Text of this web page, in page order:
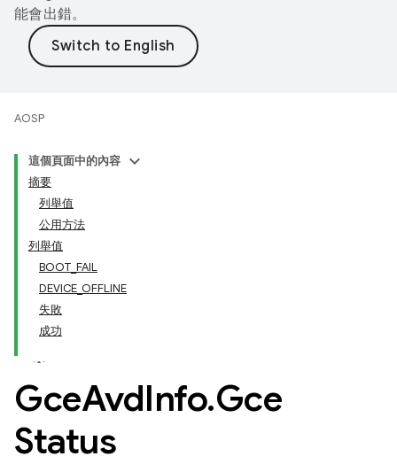
能會出錯。
AOSP
這個頁面中的內容
摘要
列舉值
公用方法
列舉值
BOOT_FAIL
DEVICE_OFFLINE
失敗
成功
GceAvdInfo.Gce
Status